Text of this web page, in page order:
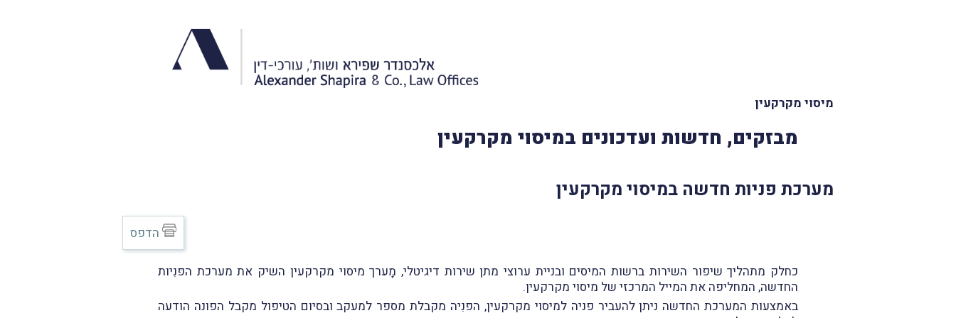
מיסוי מקרקעין
מבזקים, חדשות ועדכונים במיסוי מקרקעין
מערכת פניות חדשה במיסוי מקרקעין
כחלק מתהליך שיפור השירות ברשות המיסים ובניית ערוצי מתן שירות דיגיטלי, מָערך מיסוי מקרקעין השיק את מערכת הפּנִיות
החדשה, המחליפה את המייל המרכזי של מיסוי מקרקעין.
באמצעות המערכת החדשה ניתן להעביר פניה למיסוי מקרקעין, הפּנִיה מקבלת מספר למעקב ובסיום הטיפול מקבל הפונה הודעה